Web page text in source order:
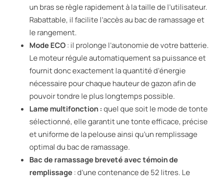
un bras se règle rapidement à la taille de l’utilisateur.
Rabattable, il facilite l’accès au bac de ramassage et
le rangement.
Mode ECO: il prolonge l’autonomie de votre batterie.
Le moteur régule automatiquement sa puissance et
fournit donc exactement la quantité d’énergie
nécessaire pour chaque hauteur de gazon afin de
pouvoir tondre le plus longtemps possible.
Lame multifonction :quel que soit le mode de tonte
sélectionné, elle garantit une tonte efficace, précise
et uniforme de la pelouse ainsi qu’un remplissage
optimal du bac de ramassage.
Bac de ramassage breveté avec témoin de
remplissage: d’une contenance de 52 litres. Le